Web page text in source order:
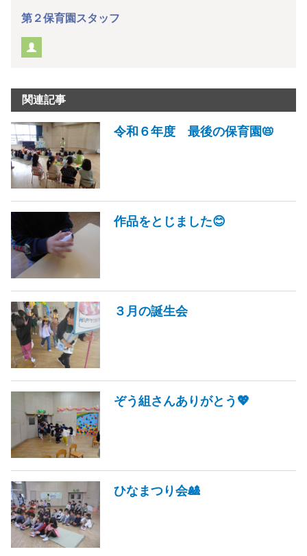
第２保育園スタッフ
関連記事
令和６年度 最後の保育園📛
作品をとじました😊
３月の誕生会
ぞう組さんありがとう💖
ひなまつり会🎎